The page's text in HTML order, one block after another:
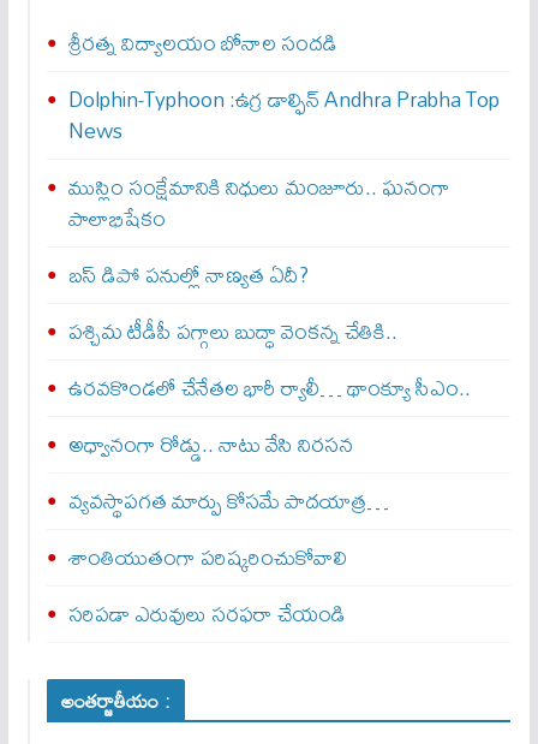
శ్రీరత్న విద్యాలయం బోనాల సందడి
Dolphin-Typhoon :ఉగ్ర డాల్ఫిన్ Andhra Prabha Top
News
ముస్లిం సంక్షేమానికి నిధులు మంజూరు.. ఘనంగా
పాలాభిషేకం
బస్‌ డిపో పనుల్లో నాణ్యత ఏదీ?
పశ్చిమ టీడీపీ పగ్గాలు బుద్ధా వెంకన్న చేతికి..
ఉరవకొండలో చేనేతల భారీ ర్యాలీ… థాంక్యూ సీఎం..
అధ్వానంగా రోడ్డు.. నాటు వేసి నిరసన
వ్యవస్థాపగత మార్పు కోసమే పాదయాత్ర…
శాంతియుతంగా పరిష్కరించుకోవాలి
స‌రిప‌డా ఎరువులు సరఫరా చేయండి
అంతర్జాతీయం :